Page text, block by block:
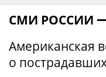
СМИ РОССИИ
Американская
о